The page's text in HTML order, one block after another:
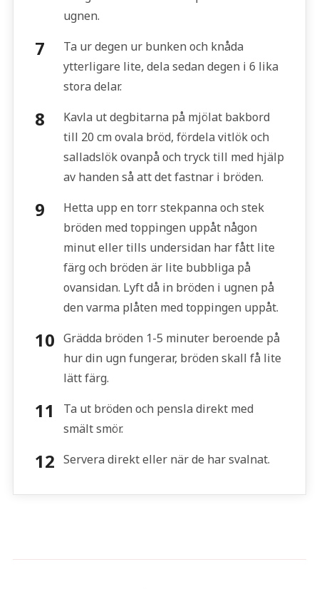
ugnen.
Ta ur degen ur bunken och knåda
ytterligare lite, dela sedan degen i 6 lika
stora delar.
Kavla ut degbitarna på mjölat bakbord
till 20 cm ovala bröd, fördela vitlök och
salladslök ovanpå och tryck till med hjälp
av handen så att det fastnar i bröden.
Hetta upp en torr stekpanna och stek
bröden med toppingen uppåt någon
minut eller tills undersidan har fått lite
färg och bröden är lite bubbliga på
ovansidan. Lyft då in bröden i ugnen på
den varma plåten med toppingen uppåt.
Grädda bröden 1-5 minuter beroende på
hur din ugn fungerar, bröden skall få lite
lätt färg.
Ta ut bröden och pensla direkt med
smält smör.
Servera direkt eller när de har svalnat.